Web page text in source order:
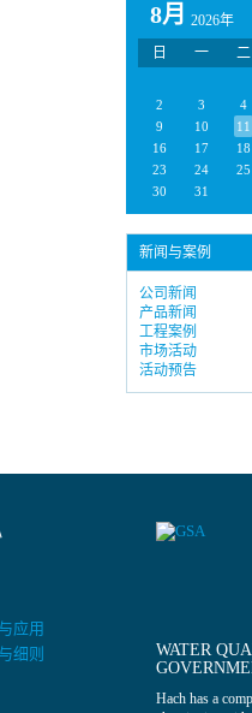
8月
2026年
日
一 二
2
3 4
9
10 11
16
17 18
23
24 25
30
31
新闻与案例
公司新闻
产品新闻
工程案例
市场活动
活动预告
应用
细则
WATER
Hach has a